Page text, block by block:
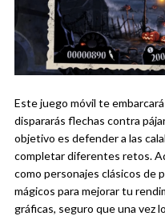
Este juego móvil te
dispararás flechas contra
objetivo es defender a las
completar diferentes retos.
como personajes clásicos de
mágicos para mejorar tu
gráficas, seguro que una vez